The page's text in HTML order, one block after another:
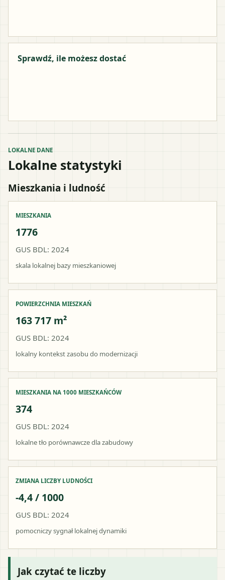
Sprawdź, ile możesz dostać
LOKALNE DANE
Lokalne statystyki
Mieszkania i ludność
MIESZKANIA
1776
GUS BDL: 2024
skala lokalnej bazy mieszkaniowej
POWIERZCHNIA MIESZKAŃ
163 717 m²
GUS BDL: 2024
lokalny kontekst zasobu do modernizacji
MIESZKANIA NA 1000 MIESZKAŃCÓW
374
GUS BDL: 2024
lokalne tło porównawcze dla zabudowy
ZMIANA LICZBY LUDNOŚCI
-4,4 / 1000
GUS BDL: 2024
pomocniczy sygnał lokalnej dynamiki
Jak czytać te liczby